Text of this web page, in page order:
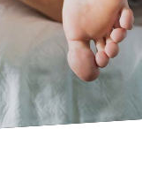
minori e